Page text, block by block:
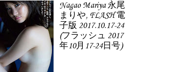
Nagao Mariya 永尾
まりや, FLASH 電
子版 2017.10.17-24
(フラッシュ 2017
年10月17-24日号)